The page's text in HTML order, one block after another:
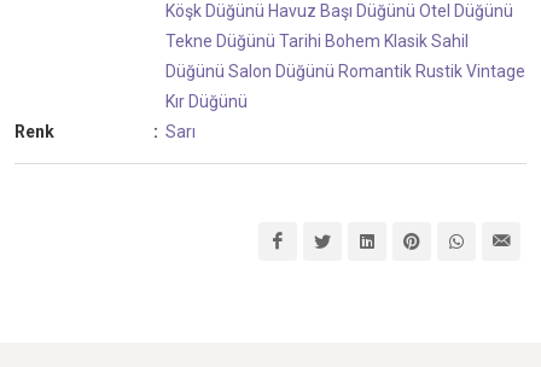
Köşk Düğünü Havuz Başı Düğünü Otel Düğünü
Tekne Düğünü Tarihi Bohem KlasikSahil
Düğünü Salon Düğünü Romantik RustikVintage
Kır Düğünü
Renk
: Sarı